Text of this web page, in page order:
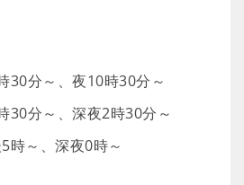
30分～、夜10時30分～
30分～、深夜2時30分～
時～、深夜0時～